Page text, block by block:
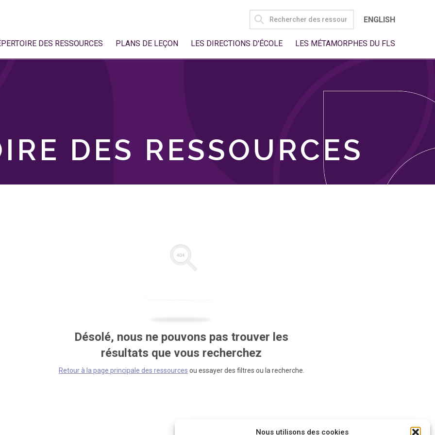
Nous utilisons des cookies
SEARCH
FOR:
ENGLISH
DES RESSOURCES PLANS DE LEÇON LES DIRECTIONS D'ÉCOLE LES MÉTAMORPHES DU FLS
DES RESSOURCES
Désolé, nous ne pouvons pas trouver les
résultats que vous recherchez
Retour à la page principale des ressources ou essayer des filtres ou la recherche.